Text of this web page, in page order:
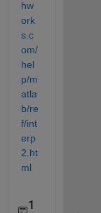
hw
ork
s.c
om/
hel
p/m
atla
b/re
f/int
erp
2.ht
ml
1